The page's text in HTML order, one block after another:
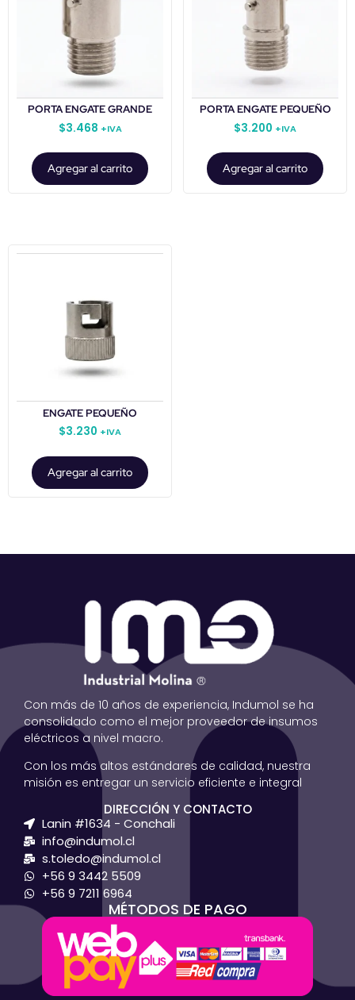
PORTA ENGATE GRANDE
$3.468 +IVA
Agregar al carrito
PORTA ENGATE PEQUEÑO
$3.200 +IVA
Agregar al carrito
ENGATE PEQUEÑO
$3.230 +IVA
Agregar al carrito
Con más de 10 años de experiencia, Indumol se ha
consolidado como el mejor proveedor de insumos
eléctricos a nivel macro.
Con los más altos estándares de calidad, nuestra
misión es entregar un servicio eficiente e integral
DIRECCIÓN Y CONTACTO
Lanin #1634 - Conchali
info@indumol.cl
s.toledo@indumol.cl
+56 9 3442 5509
+56 9 7211 6964
MÉTODOS DE PAGO